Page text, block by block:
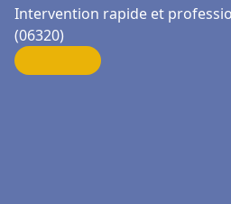
Intervention rapide et
(06320)